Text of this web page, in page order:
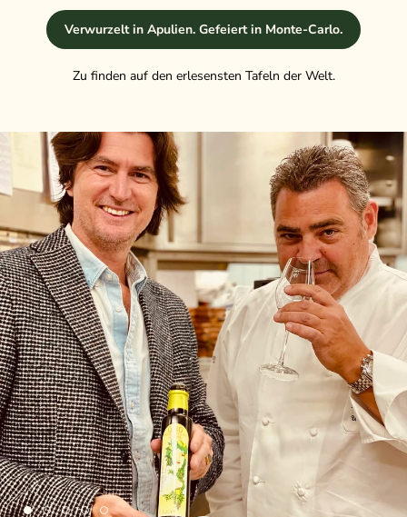
Verwurzelt in Apulien. Gefeiert in Monte-Carlo.
Zu finden auf den erlesensten Tafeln der Welt.